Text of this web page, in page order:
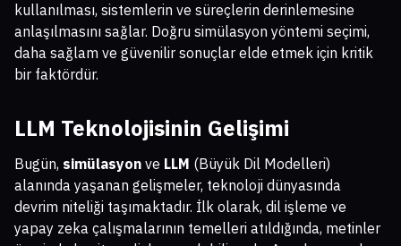
kullanılması, sistemlerin ve süreçlerin derinlemesine
anlaşılmasını sağlar. Doğru simülasyon yöntemi seçimi,
daha sağlam ve güvenilir sonuçlar elde etmek için kritik
bir faktördür.
LLM Teknolojisinin Gelişimi
Bugün, simülasyon ve LLM (Büyük Dil Modelleri)
alanında yaşanan gelişmeler, teknoloji dünyasında
devrim niteliği taşımaktadır. İlk olarak, dil işleme ve
yapay zeka çalışmalarının temelleri atıldığında, metinler